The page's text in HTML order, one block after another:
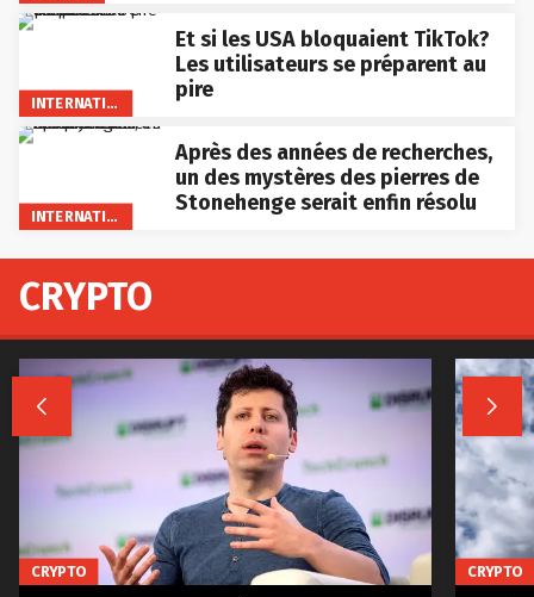
INTERNATIONAL
Et si les USA bloquaient TikTok?
Les utilisateurs se préparent au
pire
INTERNATIONAL
Après des années de recherches,
un des mystères des pierres de
Stonehenge serait enfin résolu
CRYPTO
 
CRYPTO CRYPTO